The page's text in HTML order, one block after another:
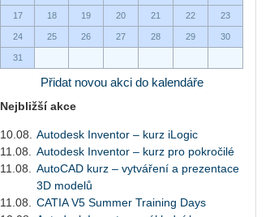
17 18 19 20 21 22 23
24 25 26 27 28 29 30
31
Přidat novou akci do kalendáře
Nejbližší akce
10.08.
Autodesk Inventor – kurz iLogic
11.08.
Autodesk Inventor – kurz pro pokročilé
11.08.
AutoCAD kurz – vytváření a prezentace
3D modelů
11.08.
CATIA V5 Summer Training Days